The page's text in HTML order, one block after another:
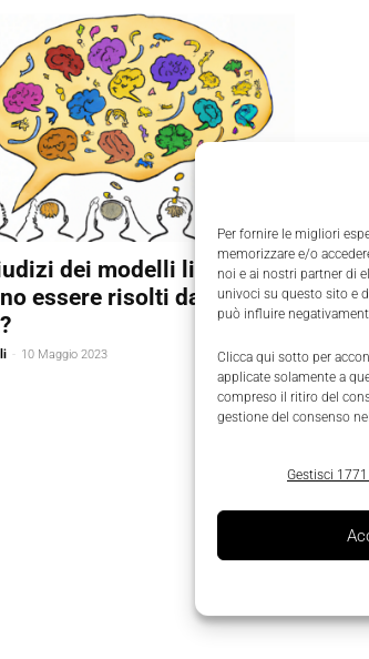
Per fornire le migliori
memorizzare e/o
noi e ai nostri partner di
univoci su questo sito e
può influire
Clicca qui sotto per
applicate solamente a
compreso il ritiro del
gestione del consenso
Gestisci
dei modelli linguistici
essere risolti dalla
- 10 Maggio 2023 0